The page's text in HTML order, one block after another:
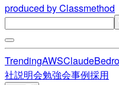
produced by Classmethod
TrendingAWSClaude
社説明会勉強会事例採用